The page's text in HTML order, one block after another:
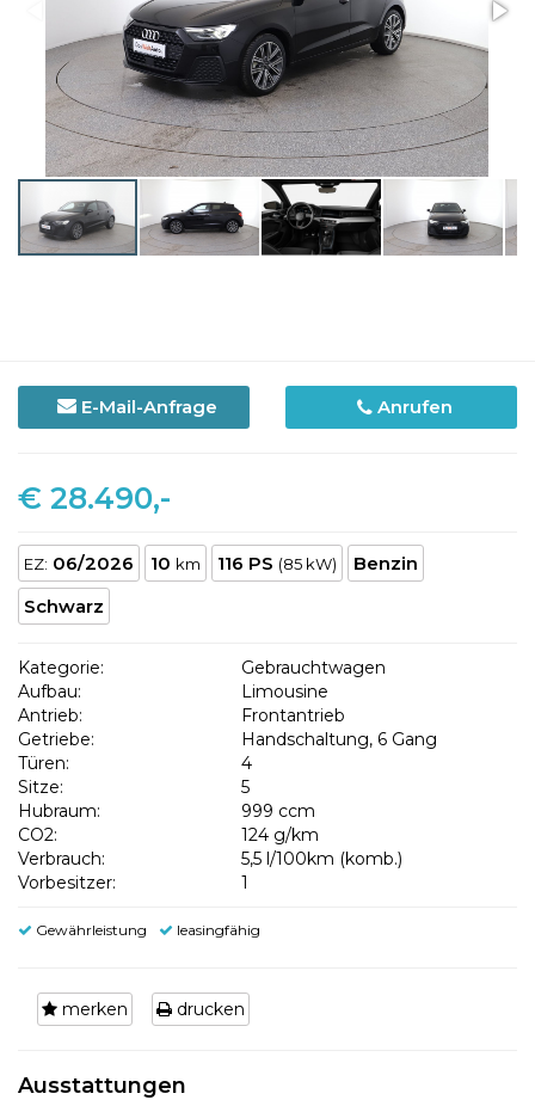
E-Mail-Anfrage Anrufen
€ 28.490,-
EZ: 06/2026 10 km 116 PS (85 kW)
Benzin
Schwarz
Kategorie:
Gebrauchtwagen
Aufbau:
Limousine
Antrieb:
Frontantrieb
Getriebe:
Handschaltung, 6 Gang
Türen:
4
Sitze:
5
Hubraum:
999 ccm
CO2:
124 g/km
Verbrauch:
5,5 l/100km (komb.)
Vorbesitzer:
1
Gewährleistung leasingfähig
merken drucken
Ausstattungen